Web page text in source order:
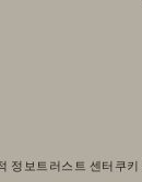
정보 트러스트 센터 쿠키